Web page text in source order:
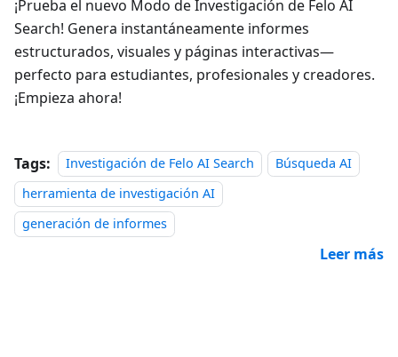
¡Prueba el nuevo Modo de Investigación de Felo AI
Search! Genera instantáneamente informes
estructurados, visuales y páginas interactivas—
perfecto para estudiantes, profesionales y creadores.
¡Empieza ahora!
Tags: Investigación de Felo AI Search
Búsqueda AI
herramienta de investigación AI
generación de informes
Leer más